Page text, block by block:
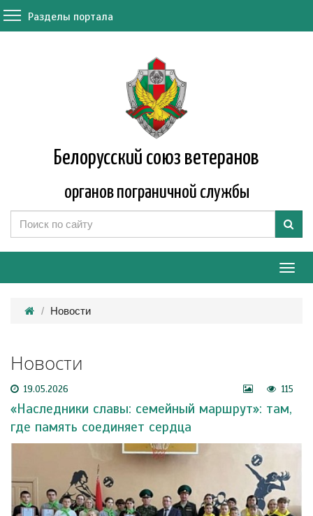
Разделы портала
Белорусский союз ветеранов
органов пограничной службы
Новости
Новости
19.05.2026 115
«Наследники славы: семейный маршрут»: там,
где память соединяет сердца